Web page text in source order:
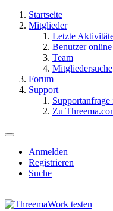
Startseite
Mitglieder
Letzte
Benutzer online
Team
Mitgliedersuche
Forum
Support
Zu
Anmelden
Registrieren
Suche